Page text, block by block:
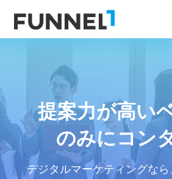
提案力が高い
のみにコン
デジタルマーケティングな